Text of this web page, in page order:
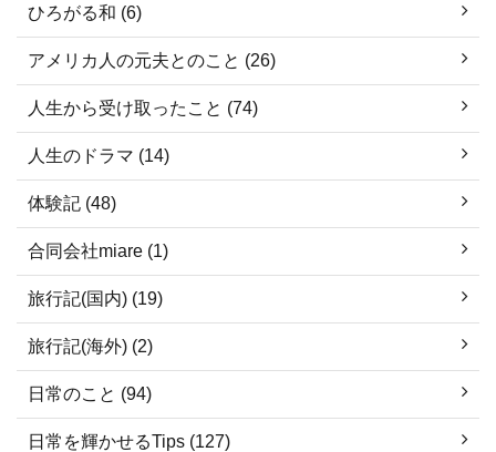
ひろがる和 (6)
アメリカ人の元夫とのこと (26)
人生から受け取ったこと (74)
人生のドラマ (14)
体験記 (48)
合同会社miare (1)
旅行記(国内) (19)
旅行記(海外) (2)
日常のこと (94)
日常を輝かせるTips (127)